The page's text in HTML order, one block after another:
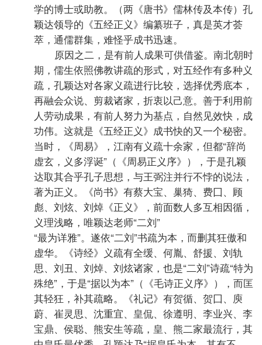
学的博士或助教。（两《唐书》儒林传及本传）孔
颖达领导的《五经正义》编纂班子，真是英才荟
萃，通儒群集，难怪乎成书迅速。
原因之二，是有前人成果可供借鉴。南北朝时
期，儒生依照佛教讲疏的形式，对五经作有多种义
疏，孔颖达对各家义疏进行比较，选择优秀底本，
再融会众说、剪裁诸家，折衷以己意。善于利用前
人劳动成果，有前人努力为基点，自然见效快，成
功伟。这就是《五经正义》成书快的又一个秘密。
当时，《周易》，江南有义疏十余家，但都“辞尚
虚玄，义多浮诞”（《周易正义序》），于是孔颖
达取其合乎孔子思想，与王弼注并行不悖的说法，
著为正义。《尚书》有蔡大宝、巢猗、费囗、顾
彪、刘炫、刘焯《正义》，前面数人多互相因循，
义理浅略，唯颖达老师“二刘”
“最为详雅”。遂依“二刘”书疏为本，而删其狂傲和
虚华。《诗经》义疏有全缓、何胤、舒援、刘轨
思、刘丑、刘焯、刘炫诸家，也是“二刘”诗疏“特为
殊绝”，于是“据以为本”（《毛诗正义序》），而匡
其轻狂，补其疏略。《礼记》有贺循、贺囗、庾
蔚、崔灵思、沈重宜、皇侃、徐遵明、李业兴、李
宝鼎、侯聪、熊安生等疏，皇、熊二家最流行，其